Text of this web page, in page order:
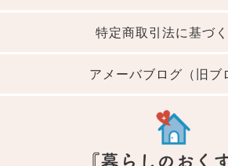
特定商取引法に基づ
アメーバブログ（旧ブ